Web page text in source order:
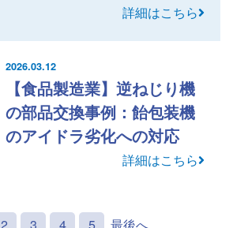
詳細はこちら
2026.03.12
【食品製造業】逆ねじり機
の部品交換事例：飴包装機
のアイドラ劣化への対応
詳細はこちら